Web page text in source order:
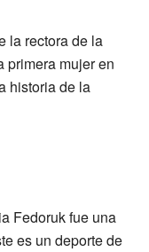
la rectora de la
primera mujer en
historia de la
Fedoruk fue una
es un deporte de